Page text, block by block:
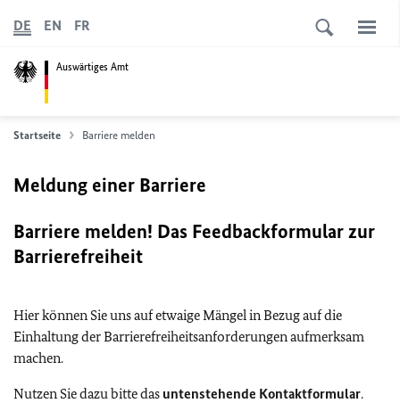
Auswärtiges Amt
DE EN FR
Startseite Barriere melden
Meldung einer Barriere
Barriere melden! Das Feedbackformular zur
Barrierefreiheit
Hier können Sie uns auf etwaige Mängel in Bezug auf die
Einhaltung der Barrierefreiheitsanforderungen aufmerksam
machen.
Nutzen Sie dazu bitte das untenstehende Kontaktformular.